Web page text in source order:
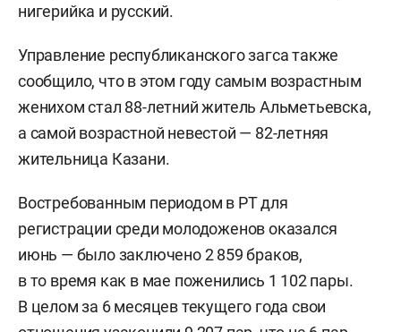
нигерийка и русский.
Управление республиканского загса также
сообщило, что в этом году самым возрастным
женихом стал 88-летний житель Альметьевска,
а самой возрастной невестой — 82-летняя
жительница Казани.
Востребованным периодом в РТ для
регистрации среди молодоженов оказался
июнь — было заключено 2 859 браков,
в то время как в мае поженились 1 102 пары.
В целом за 6 месяцев текущего года свои